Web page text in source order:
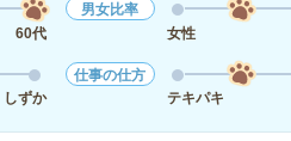
60代
男女比率
女性
しずか
仕事の仕方
テキパキ